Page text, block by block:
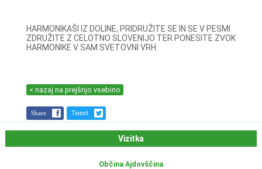
HARMONIKAŠI IZ DOLINE, PRIDRUŽITE SE IN SE V PESMI
ZDRUŽITE Z CELOTNO SLOVENIJO TER PONESITE ZVOK
HARMONIKE V SAM SVETOVNI VRH.
< nazaj na prejšnjo vsebino
Share Tweet
Vizitka
Občina Ajdovščina